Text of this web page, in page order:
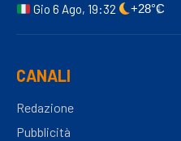
Gio 6 Ago, 19:32 +28°C
CANALI
Redazione
Pubblicità